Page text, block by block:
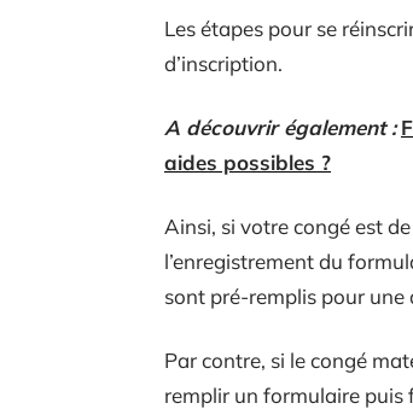
Les étapes pour se
d’inscription.
A découvrir également :
aides possibles ?
Ainsi, si votre congé est de
l’enregistrement du
sont pré-remplis pour une
Par contre, si le congé
remplir un formulaire puis